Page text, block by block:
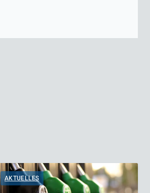
AKTUELLES